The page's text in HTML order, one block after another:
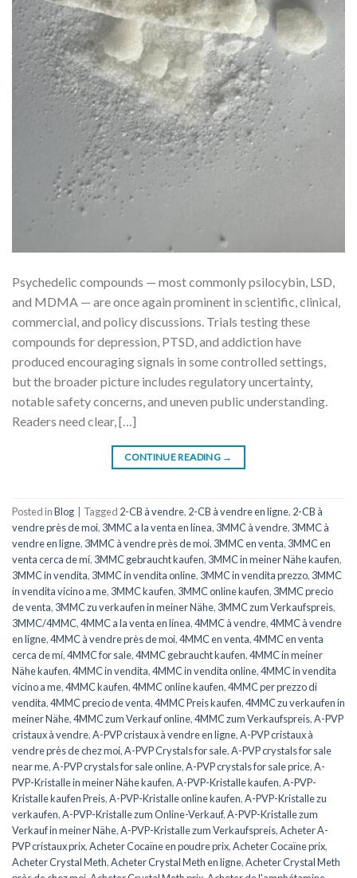
Psychedelic compounds — most commonly psilocybin, LSD,
and MDMA — are once again prominent in scientific, clinical,
commercial, and policy discussions. Trials testing these
compounds for depression, PTSD, and addiction have
produced encouraging signals in some controlled settings,
but the broader picture includes regulatory uncertainty,
notable safety concerns, and uneven public understanding.
Readers need clear, […]
CONTINUE READING →
Posted inBlog Tagged 2-CB à vendre, 2-CB à vendre en ligne, 2-CB à
vendre près de moi, 3MMC a la venta en línea, 3MMC à vendre, 3MMC à
vendre en ligne, 3MMC à vendre près de moi, 3MMC en venta, 3MMC en
venta cerca de mí, 3MMC gebraucht kaufen, 3MMC in meiner Nähe kaufen,
3MMC in vendita, 3MMC in vendita online, 3MMC in vendita prezzo, 3MMC
in vendita vicino a me, 3MMC kaufen, 3MMC online kaufen, 3MMC precio
de venta, 3MMC zu verkaufen in meiner Nähe, 3MMC zum Verkaufspreis,
3MMC/4MMC,4MMC a la venta en línea,4MMC à vendre,4MMC à vendre
en ligne,4MMC à vendre près de moi,4MMC en venta,4MMC en venta
cerca de mí,4MMC for sale,4MMC gebraucht kaufen,4MMC in meiner
Nähe kaufen,4MMC in vendita,4MMC in vendita online,4MMC in vendita
vicino a me,4MMC kaufen,4MMC online kaufen,4MMC per prezzo di
vendita,4MMC precio de venta,4MMC Preis kaufen,4MMC zu verkaufen in
meiner Nähe,4MMC zum Verkauf online,4MMC zum Verkaufspreis,A-PVP
cristaux à vendre,A-PVP cristaux à vendre en ligne,A-PVP cristaux à
vendre près de chez moi,A-PVP Crystals for sale,A-PVP crystals for sale
near me,A-PVP crystals for sale online,A-PVP crystals for sale price,A-
PVP-Kristalle in meiner Nähe kaufen,A-PVP-Kristalle kaufen,A-PVP-
Kristalle kaufen Preis,A-PVP-Kristalle online kaufen,A-PVP-Kristalle zu
verkaufen,A-PVP-Kristalle zum Online-Verkauf,A-PVP-Kristalle zum
Verkauf in meiner Nähe,A-PVP-Kristalle zum Verkaufspreis,Acheter A-
PVP cristaux prix,Acheter Cocaïne en poudre prix,Acheter Cocaïne prix,
Acheter Crystal Meth,Acheter Crystal Meth en ligne,Acheter Crystal Meth